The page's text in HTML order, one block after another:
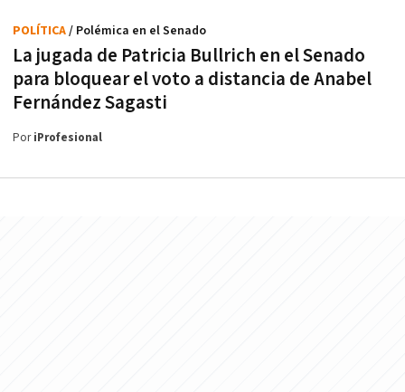
La jugada de Patricia Bullrich en el Senado
para bloquear el voto a distancia de Anabel
Fernández Sagasti
POLÍTICA/ Polémica en el Senado
PoriProfesional